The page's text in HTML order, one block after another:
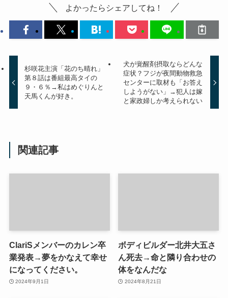
よかったらシェアしてね！
杉咲花主演「花のち晴れ」
第８話は番組最高タイの
９・６％→私はめぐりんと
天馬くんが好き。
犬が覚醒剤摂取ならどんな
症状？フジが夜間動物救急
センターに取材も「お答え
しようがない」→犯人は嫁
と家政婦しか考えられない
関連記事
ClariSメンバーのカレン卒
業発表→夢をかなえて幸せ
になってください。
2024年9月1日
ボディビルダー北井大五さ
ん死去→命と隣り合わせの
体をなんだな
2024年8月21日